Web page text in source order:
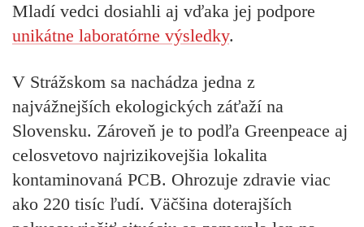
Mladí vedci dosiahli aj vďaka jej podpore
unikátne laboratórne výsledky.
V Strážskom sa nachádza jedna z
najvážnejších ekologických záťaží na
Slovensku. Zároveň je to podľa Greenpeace aj
celosvetovo najrizikovejšia lokalita
kontaminovaná PCB. Ohrozuje zdravie viac
ako 220 tisíc ľudí. Väčšina doterajších